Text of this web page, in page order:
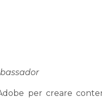
per creare